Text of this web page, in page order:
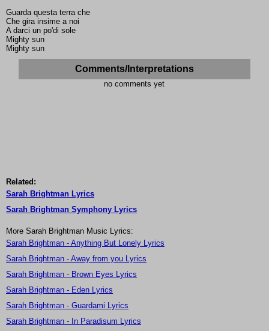
Guarda questa terra che
Che gira insime a noi
A darci un po'di sole
Mighty sun
Mighty sun
Comments/Interpretations
no comments yet
Related:
Sarah Brightman Lyrics
Sarah Brightman Symphony Lyrics
More Sarah Brightman Music Lyrics:
Sarah Brightman - Anything But Lonely Lyrics
Sarah Brightman - Away from you Lyrics
Sarah Brightman - Brown Eyes Lyrics
Sarah Brightman - Eden Lyrics
Sarah Brightman - Guardami Lyrics
Sarah Brightman - In Paradisum Lyrics